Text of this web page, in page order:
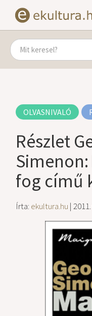
OLVASNIVALÓ
Részlet
fog című
Írta: ekultura.hu |